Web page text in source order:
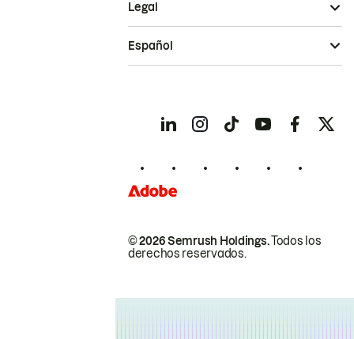
© 2026 Semrush Holdings.Todos los
derechos reservados.
Legal
Español